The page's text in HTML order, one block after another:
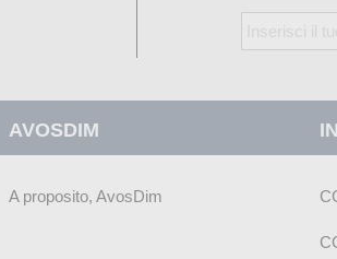
alla
Newsletter:
AVOSDIM
A proposito, AvosDim